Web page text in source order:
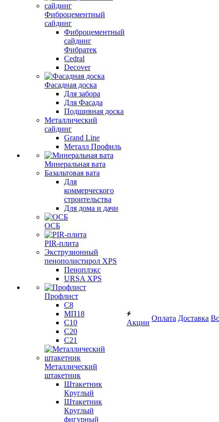
Фиброцементный
сайдинг
Фиброцементный
сайдинг
Фибратек
Cedral
Decover
Фасадная доска
Для забора
Для Фасада
Подшивная доска
Металлический
сайдинг
Grand Line
Металл Профиль
Минеральная вата
Базальтовая вата
Для
коммерческого
строительства
Для дома и дачи
ОСБ
PIR-плита
Экструзионный
пенополистирол XPS
Пеноплэкс
URSA XPS
Профлист
С8
МП18
С10
С20
С21
Металлический
штакетник
Штакетник
Круглый
Штакетник
Круглый
фигурный
Акции
Оплата Доставка